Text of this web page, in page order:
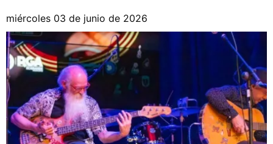
miércoles 03 de junio de 2026